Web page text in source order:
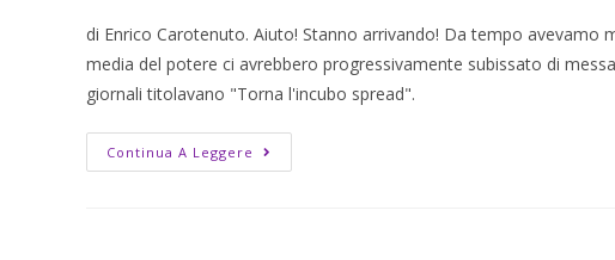
di Enrico Carotenuto. Aiuto! Stanno arrivando! Da tempo avevamo
media del potere ci avrebbero progressivamente subissato di
giornali titolavano "Torna l'incubo spread".
Continua A Leggere